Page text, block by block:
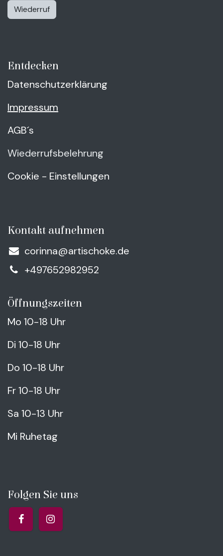
Wiederruf
Entdecken
Datenschutzerklärung
Impressum
AGB´s
Wiederrufsbelehrung
Cookie - Einstellungen
Kontakt aufnehmen
corinna@artischoke.de
+497652982952
Öffnungszeiten
Mo 10-18 Uhr
Di 10-18 Uhr
Do 10-18 Uhr
Fr 10-18 Uhr
Sa 10-13 Uhr
Mi Ruhetag
Folgen Sie uns